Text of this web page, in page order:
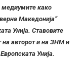
медиумите како
Македонија“
Унија. Ставовите
на авторот и на ЗНМ и
Унија.